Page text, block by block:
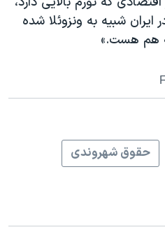
شبیه به ونزوئلا شده
هم هست.»
حقوق شهروندی